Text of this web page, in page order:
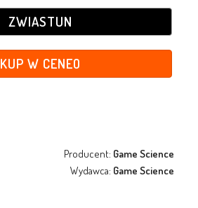
ZWIASTUN
KUP W CENEO
Producent: Game Science
Wydawca: Game Science